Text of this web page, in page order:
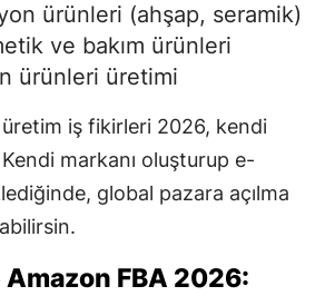
ürünleri (ahşap, seramik)
ve bakım ürünleri
ürünleri üretimi
üretim iş fikirleri 2026, kendi
markanı oluşturup e-
global pazara açılma
FBA 2026: